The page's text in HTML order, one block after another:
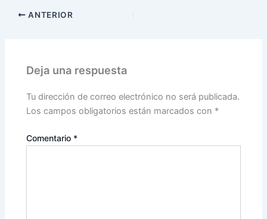
ANTERIOR
Deja una respuesta
Tu dirección de correo electrónico no será publicada.
Los campos obligatorios están marcados con *
Comentario *